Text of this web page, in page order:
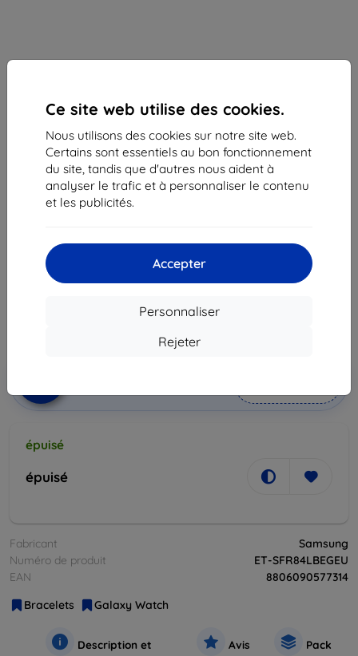
Ce site web utilise des cookies.
Nous utilisons des cookies sur notre site web.
Certains sont essentiels au bon fonctionnement
du site, tandis que d'autres nous aident à
analyser le trafic et à personnaliser le contenu
et les publicités.
Accepter
Personnaliser
Rejeter
Bracelet Samsung Ridge Galaxy Watch3 black
Adapté pour:
40,90 €
épuisé
épuisé
Fabricant
Samsung
Numéro de produit
ET-SFR84LBEGEU
EAN
8806090577314
Bracelets
Galaxy Watch
Description et
Avis
Pack